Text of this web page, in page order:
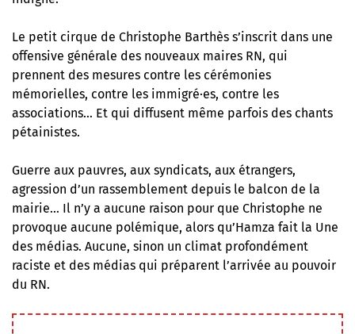
Le petit cirque de Christophe Barthès s’inscrit dans une
offensive générale des nouveaux maires RN, qui
prennent des mesures contre les cérémonies
mémorielles, contre les immigré·es, contre les
associations… Et qui diffusent même parfois des chants
pétainistes.
Guerre aux pauvres, aux syndicats, aux étrangers,
agression d’un rassemblement depuis le balcon de la
mairie… Il n’y a aucune raison pour que Christophe ne
provoque aucune polémique, alors qu’Hamza fait la Une
des médias. Aucune, sinon un climat profondément
raciste et des médias qui préparent l’arrivée au pouvoir
du RN.